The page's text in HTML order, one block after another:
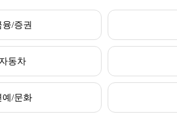
융/증권
자동차
예/문화